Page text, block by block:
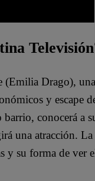
Drago),
y escape
conocerá a
una atracción. La
y su forma de ver